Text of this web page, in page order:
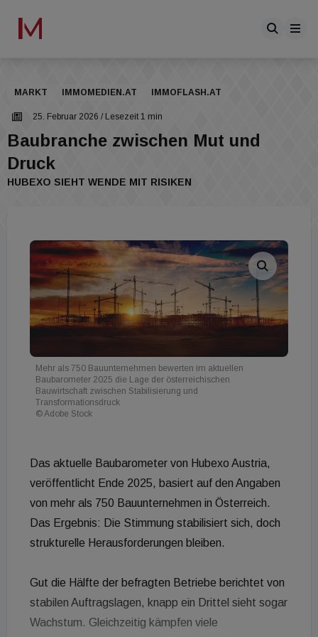
MARKT IMMOMEDIEN.AT IMMOFLASH.AT
25. Februar 2026 / Lesezeit 1 min
Baubranche zwischen Mut und
Druck
HUBEXO SIEHT WENDE MIT RISIKEN
Mehr als 750 Bauunternehmen bewerten im aktuellen
Baubarometer 2025 die Lage der österreichischen
Bauwirtschaft zwischen Stabilisierung und
Transformationsdruck
© Adobe Stock
Das aktuelle Baubarometer von Hubexo Austria,
veröffentlicht Ende 2025, basiert auf den Angaben
von mehr als 750 Bauunternehmen in Österreich.
Das Ergebnis: Die Stimmung stabilisiert sich, doch
strukturelle Herausforderungen bleiben.
Gut die Hälfte der befragten Betriebe berichtet von
stabilen Auftragslagen, knapp ein Drittel sieht sogar
Wachstum. Gleichzeitig kämpfen viele